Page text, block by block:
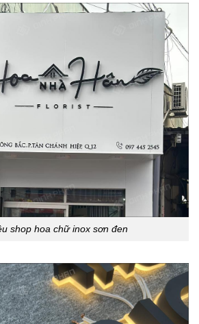
shop hoa chữ inox sơn đen